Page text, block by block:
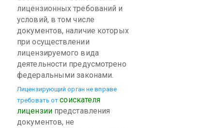
лицензионных требований и
условий, в том числе
документов, наличие которых
при осуществлении
лицензируемого вида
деятельности предусмотрено
федеральными законами.
Лицензирующий орган не вправе
требовать отсоискателя
лицензиипредставления
документов, не